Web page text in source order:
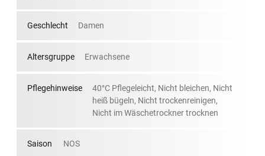
Geschlecht Damen
Altersgruppe Erwachsene
Pflegehinweise
40°C Pflegeleicht, Nicht bleichen, Nicht
heiß bügeln, Nicht trockenreinigen,
Nicht im Wäschetrockner trocknen
Saison NOS